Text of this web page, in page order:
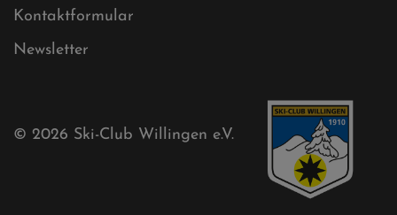
Mühlenkopfschanze
Sponsoren
Free-Willis gesucht!